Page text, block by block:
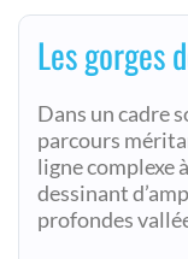
Les gorges
Dans un cadre
parcours
ligne complexe
dessinant
profondes